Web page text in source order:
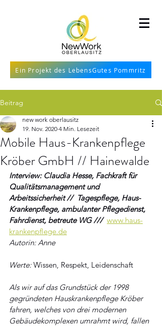
Ein Projekt des LebensGutes Pommritz
Beitrag
Mobile Haus-Krankenpflege
Kröber GmbH // Hainewalde
new work oberlausitz
19. Nov. 2020 4 Min. Lesezeit
Interview: Claudia Hesse, Fachkraft für
Qualitätsmanagement und
Arbeitssicherheit //  Tagespflege, Haus-
Krankenpflege, ambulanter Pflegedienst,
Fahrdienst, betreute WG /// www.haus-
krankenpflege.de
Autorin: Anne
Werte: Wissen, Respekt, Leidenschaft
Als wir auf das Grundstück der 1998
gegründeten Hauskrankenpflege Kröber
fahren, welches von drei modernen
Gebäudekomplexen umrahmt wird, fallen